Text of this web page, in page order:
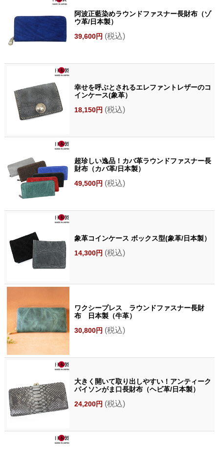
阿波正藍染めラウンドファスナー長財布（ゾ
ウ革/日本製）
39,600円 (税込)
幸せを呼ぶとされるエレファントレザーのコ
インケース(象革）
18,150円 (税込)
超珍しい逸品！カバ革ラウンドファスナー長
財布（カバ革/日本製）
49,500円 (税込)
象革コインケース ボックス型(象革/日本製）
14,300円 (税込)
ワクシープレス ラウンドファスナー長財
布 日本製（牛革）
30,800円 (税込)
大きく開いて取り出しやすい！アンティーク
パイソンがま口長財布（ヘビ革/日本製）
24,200円 (税込)